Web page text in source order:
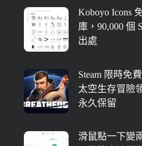
Koboyo Icons
庫，90,000 個
出處
Steam 限時免
太空生存冒險
永久保留
滑鼠點一下變